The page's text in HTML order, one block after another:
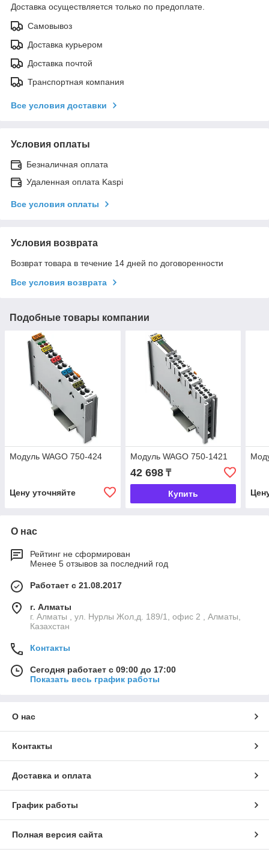
Доставка осуществляется только по предоплате.
Самовывоз
Доставка курьером
Доставка почтой
Транспортная компания
Все условия доставки
Условия оплаты
Безналичная оплата
Удаленная оплата Kaspi
Все условия оплаты
Условия возврата
Возврат товара в течение 14 дней по договоренности
Все условия возврата
Подобные товары компании
Модуль WAGO 750-424
Цену уточняйте
Модуль WAGO 750-1421
42 698₸
Купить
О нас
Рейтинг не сформирован
Менее 5 отзывов за последний год
Работает с 21.08.2017
г. Алматы
г. Алматы , ул. Нурлы Жол,д. 189/1, офис 2 , Алматы,
Казахстан
Контакты
Сегодня работает с 09:00 до 17:00
Показать весь график работы
О нас
Контакты
Доставка и оплата
График работы
Полная версия сайта